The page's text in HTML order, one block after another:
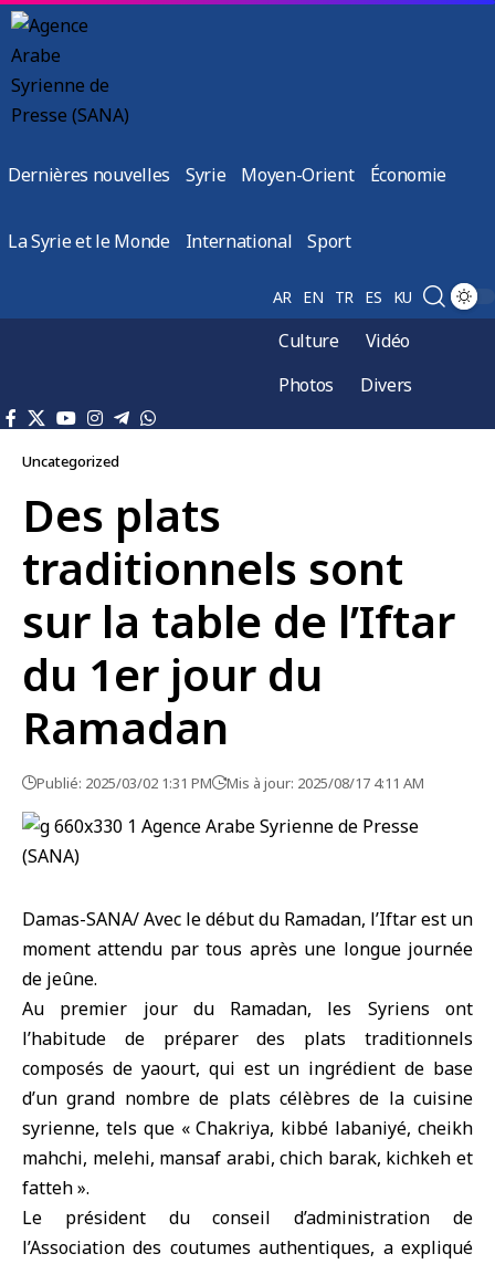
Dernières nouvelles Syrie Moyen-Orient Économie
La Syrie et le Monde International Sport
AR EN TR ES KU
Culture
Vidéo
Photos
Divers
Uncategorized
Des plats
traditionnels sont
sur la table de l’Iftar
du 1er jour du
Ramadan
Publié: 2025/03/02 1:31 PM Mis à jour: 2025/08/17 4:11 AM
Damas-SANA/ Avec le début du Ramadan, l’Iftar est un
moment attendu par tous après une longue journée
de jeûne.
Au premier jour du Ramadan, les Syriens ont
l’habitude de préparer des plats traditionnels
composés de yaourt, qui est un ingrédient de base
d’un grand nombre de plats célèbres de la cuisine
syrienne, tels que « Chakriya, kibbé labaniyé, cheikh
mahchi, melehi, mansaf arabi, chich barak, kichkeh et
fatteh ».
Le président du conseil d’administration de
l’Association des coutumes authentiques, a expliqué